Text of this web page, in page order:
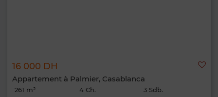
16 000 DH
Appartement à Palmier, Casablanca
261 m² 4 Ch. 3 Sdb.